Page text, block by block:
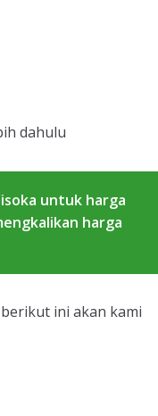
dahulu
untuk harga
harga
ini akan kami